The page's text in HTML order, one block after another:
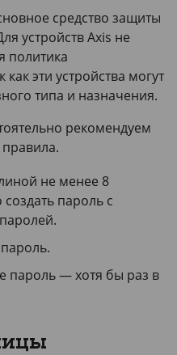
средство защиты
устройств Axis не
политика
эти устройства могут
типа и назначения.
рекомендуем
не менее 8
пароль с
пароль — хотя бы раз в